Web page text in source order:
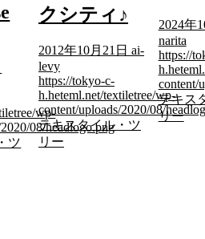
wp-
08/headlogo.png
ツ
クシティ♪
2012年10月21日 ai-
levy
https://tokyo-c-
h.heteml.net/textiletree/wp-
content/uploads/2020/08/
テキスタイル・ツ
リー
2024年
narita
https://
content/
テキス
リー